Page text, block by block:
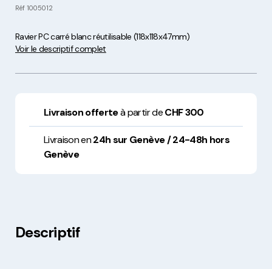
Réf 1005012
Ravier PC carré blanc réutilisable (118x118x47mm)
Voir le descriptif complet
Livraison offerteà partir deCHF 300
Livraison en24h sur Genève / 24-48h hors
Genève
Descriptif